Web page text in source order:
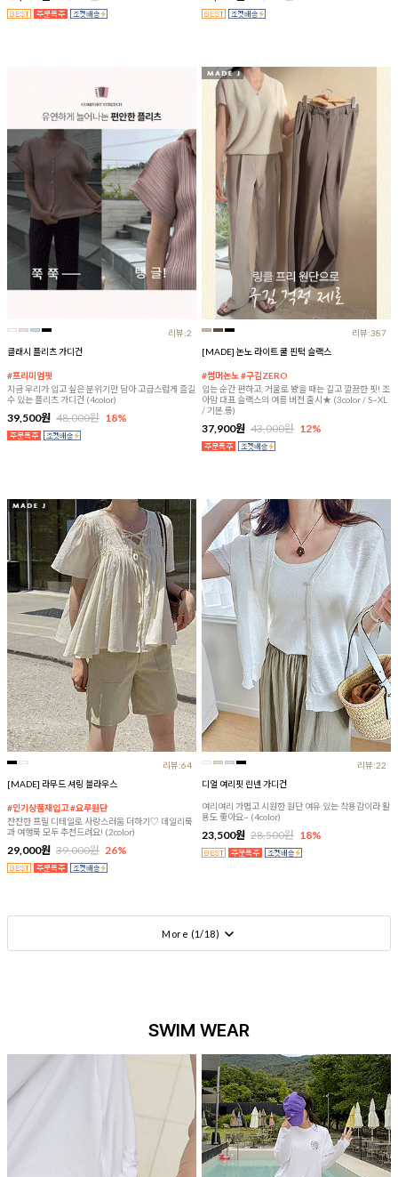
리뷰:2
클래시 플리츠 가디건
#프리미엄핏
지금 우리가 입고 싶은 분위기만 담아 고급스럽게 즐길
수 있는 플리츠 가디건 (4color)
39,500원 48,000원 18%
리뷰:387
[MADE] 논노 라이트 쿨 핀턱 슬랙스
#썸머논노 #구김ZERO
입는 순간 편하고, 거울로 봤을 때는 길고 깔끔한 핏! 조
아맘 대표 슬랙스의 여름 버전 출시★ (3color / S~XL
/ 기본,롱)
37,900원 43,000원 12%
리뷰:64
[MADE] 라무드 셔링 블라우스
#인기상품재입고 #요루원단
잔잔한 프릴 디테일로 사랑스러움 더하기♡ 데일리룩
과 여행룩 모두 추천드려요! (2color)
29,000원 39,000원 26%
리뷰:22
디얼 여리핏 린넨 가디건
여리여리 가볍고 시원한 원단 여유 있는 착용감이라 활
용도 좋아요~ (4color)
23,500원 28,500원 18%
More (1/18)
SWIM WEAR